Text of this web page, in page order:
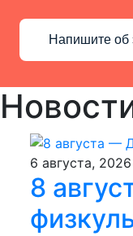
Напишите об
6 августа, 2026
8